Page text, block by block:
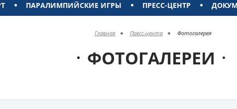
ПАРАЛИМПИЙСКИЕ ИГРЫ ПРЕСС-ЦЕНТР
Главная Пресс-центр Фотогалерея
ФОТОГАЛЕРЕИ